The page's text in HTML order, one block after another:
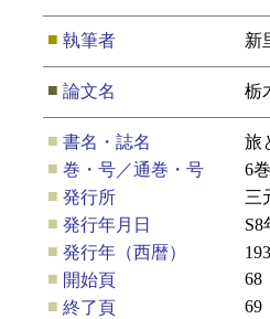
■ 執筆者 新
■ 論文名 栃
■ 書名・誌名
旅
■ 巻・号／通巻・号
6
■ 発行所
三
■ 発行年月日
S8
■ 発行年（西暦）
■ 開始頁
68
■ 終了頁 69